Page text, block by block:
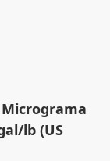
lb (US